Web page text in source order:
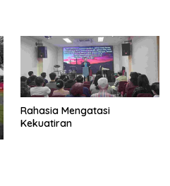
Rahasia Mengatasi
Kekuatiran